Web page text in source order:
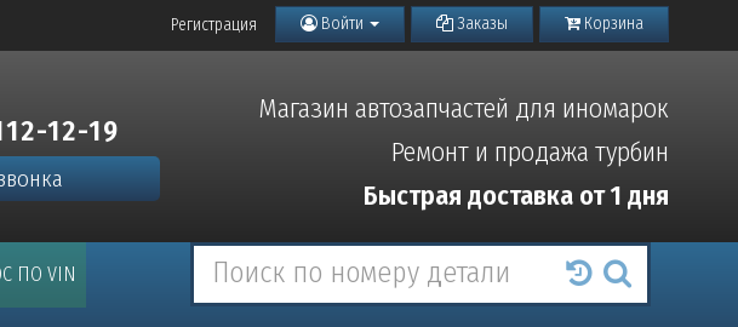
Регистрация Войти Заказы Корзина
12-19
Магазин автозапчастей для иномарок
Ремонт и продажа турбин
Быстрая доставка от 1 дня
ПО VIN